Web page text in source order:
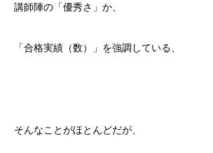
講師陣の「優秀さ」か、
「合格実績（数）」を強調している、
そんなことがほとんどだが、